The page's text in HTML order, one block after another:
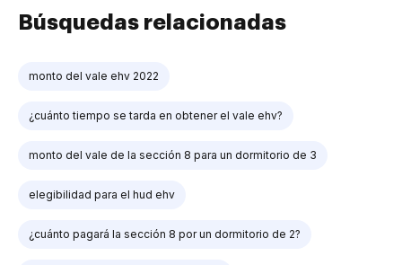
Búsquedas relacionadas
monto del vale ehv 2022
¿cuánto tiempo se tarda en obtener el vale ehv?
monto del vale de la sección 8 para un dormitorio de 3
elegibilidad para el hud ehv
¿cuánto pagará la sección 8 por un dormitorio de 2?